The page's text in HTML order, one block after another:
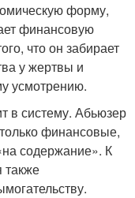
форму,
финансовую
что он забирает
у жертвы и
усмотрению.
в систему. Абьюзер
финансовые,
содержание». К
также